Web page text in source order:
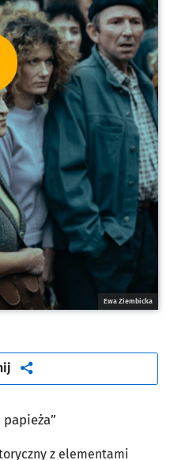
Ewa Ziembicka
artykuł
z elementami